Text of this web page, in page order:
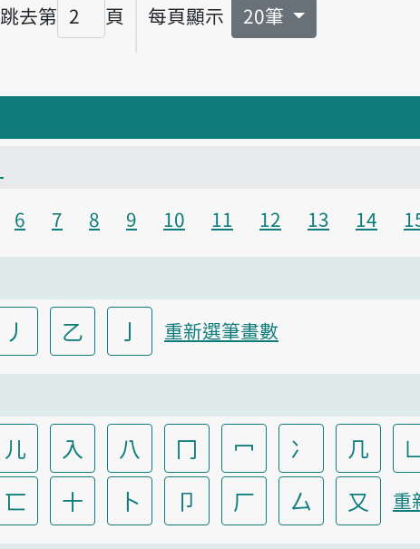
跳去第
頁碼
頁 每頁顯示 20筆
6 7 8 9 10 11 12 13 14
丿 乙 亅 重新選筆畫數
儿 入 八 冂 冖 冫 几
匸 十 卜 卩 厂 厶 又 重